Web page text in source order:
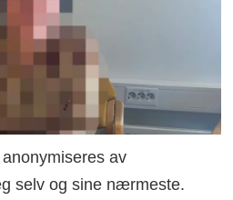
av
selv og sine nærmeste.